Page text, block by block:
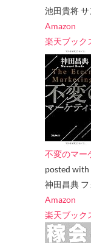
池田貴将
Amazon
楽天ブック
不変のマー
posted with
神田昌典
Amazon
楽天ブック